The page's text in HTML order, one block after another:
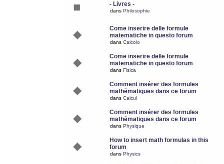
- Livres -
dans Philosophie
Come inserire delle formule
matematiche in questo forum
dans Calcolo
Come inserire delle formule
matematiche in questo forum
dans Fisica
Comment insérer des formules
mathématiques dans ce forum
dans Calcul
Comment insérer des formules
mathématiques dans ce forum
dans Physique
How to insert math formulas in this
forum
dans Physics